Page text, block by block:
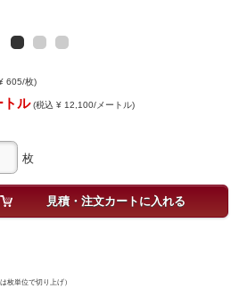
605/枚)
トル(税込 ¥ 12,100/メートル)
枚
見積・注文カートに入れる
枚単位で切り上げ）